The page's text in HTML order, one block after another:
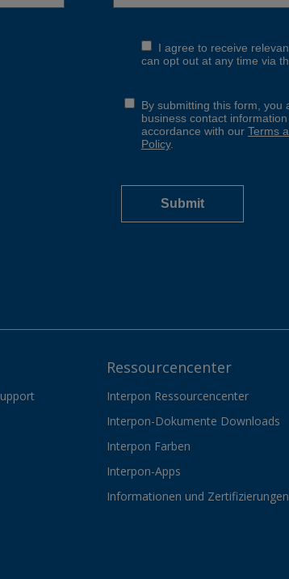
Ressourcencenter
Interpon Ressourcencenter
Interpon-Dokumente Downloads
Interpon Farben
Interpon-Apps
Informationen und Zertifizierungen